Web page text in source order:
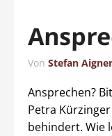
Von Stefan Aigner
Ansprechen?
Petra
behindert. Wie